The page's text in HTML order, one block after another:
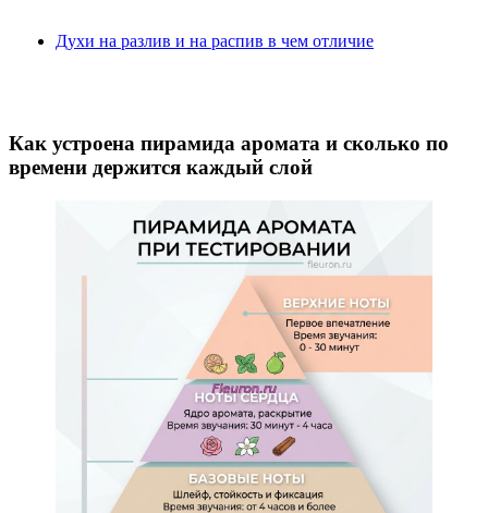
Духи на разлив и на распив в чем отличие
Как устроена пирамида аромата и сколько по
времени держится каждый слой